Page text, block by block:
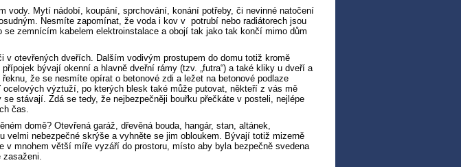
vody. Mytí nádobí, koupání, sprchování, konání potřeby, či nevinné natočení
Nesmíte zapomínat, že voda i kov v potrubí nebo radiátorech jsou
zemnícím kabelem elektroinstalace a obojí tak jako tak končí mimo dům
v otevřených dveřích. Dalším vodivým prostupem do domu totiž kromě
bývají okenní a hlavně dveřní rámy (tzv. „futra“) a také kliky u dveří a
že se nesmíte opírat o betonové zdi a ležet na betonové podlaze
výztuží, po kterých blesk také může putovat, někteří z vás mě
stávají. Zdá se tedy, že nejbezpečněji bouřku přečkáte v posteli, nejlépe
čas.
domě? Otevřená garáž, dřevěná bouda, hangár, stan, altánek,
velmi nebezpečné skrýše a vyhněte se jim obloukem. Bývají totiž mizerně
v mnohem větší míře vyzáří do prostoru, místo aby byla bezpečně svedena
zasaženi.